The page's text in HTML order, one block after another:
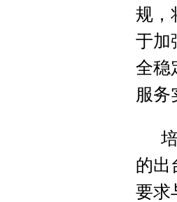
规，
于加
全稳
服务
的出
要求